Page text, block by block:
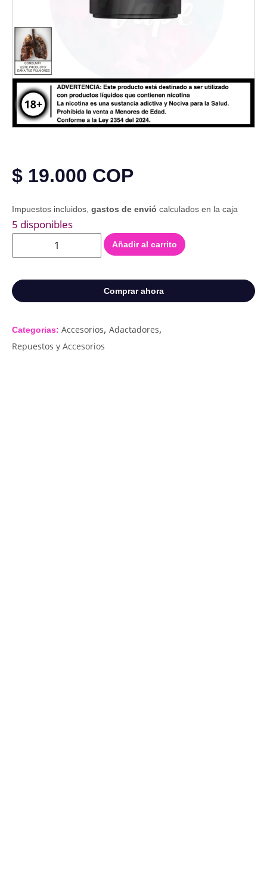
$ 19.000 COP
Impuestos incluidos, gastos de envió calculados en la caja
5 disponibles
Añadir al carrito
Comprar ahora
Categorias: Accesorios, Adactadores,
Repuestos y Accesorios